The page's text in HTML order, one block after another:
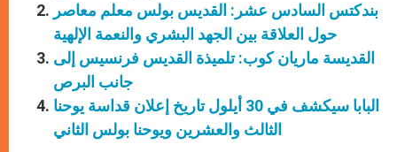
بندكتس السادس عشر: القديس بولس معلم معاصر
حول العلاقة بين الجهد البشري والنعمة الإلهية
القديسة ماريان كوب: تلميذة القديس فرنسيس إلى
جانب البرص
البابا سيكشف في 30 أيلول تاريخ إعلان قداسة يوحنا
الثالث والعشرين ويوحنا بولس الثاني